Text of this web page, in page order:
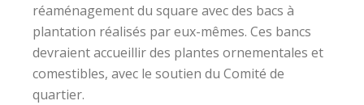
réaménagement du square avec des bacs à
plantation réalisés par eux-mêmes. Ces bancs
devraient accueillir des plantes ornementales et
comestibles, avec le soutien du Comité de
quartier.